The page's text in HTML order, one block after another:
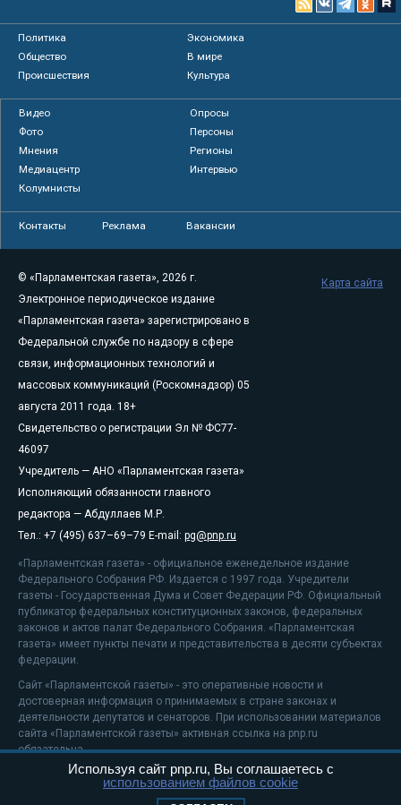
Политика
Экономика
Общество
В мире
Происшествия
Культура
Видео
Опросы
Фото
Персоны
Мнения
Регионы
Медиацентр
Интервью
Колумнисты
Контакты Реклама Вакансии
© «Парламентская газета», 2026 г.
Электронное периодическое издание
«Парламентская газета» зарегистрировано в
Федеральной службе по надзору в сфере
связи, информационных технологий и
массовых коммуникаций (Роскомнадзор) 05
августа 2011 года. 18+
Свидетельство о регистрации Эл № ФС77-
46097
Учредитель — АНО «Парламентская газета»
Исполняющий обязанности главного
редактора — Абдуллаев М.Р.
Тел.: +7 (495) 637–69–79 E-mail: pg@pnp.ru
«Парламентская газета» - официальное еженедельное издание
Федерального Собрания РФ. Издается с 1997 года. Учредители
газеты - Государственная Дума и Совет Федерации РФ. Официальный
публикатор федеральных конституционных законов, федеральных
законов и актов палат Федерального Собрания. «Парламентская
газета» имеет пункты печати и представительства в десяти субъектах
федерации.
Сайт «Парламентской газеты» - это оперативные новости и
достоверная информация о принимаемых в стране законах и
деятельности депутатов и сенаторов. При использовании материалов
сайта «Парламентской газеты» активная ссылка на pnp.ru
обязательна.
На информационном ресурсе применяютсярекомендательные
Карта сайта
Используя сайт pnp.ru, Вы соглашаетесь с
использованием файлов cookie